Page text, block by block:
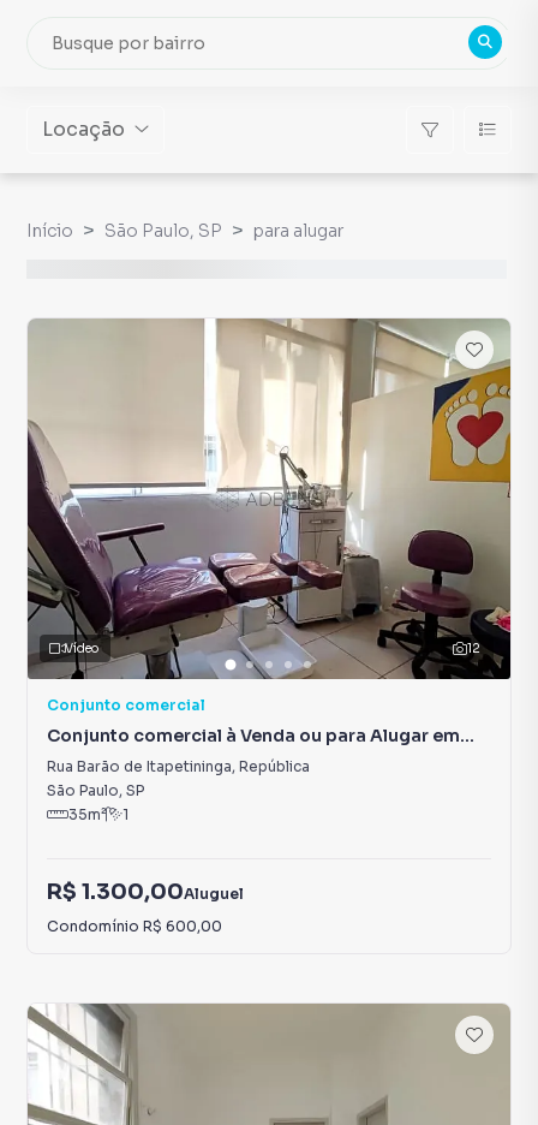
Locação
Início São Paulo, SP para alugar
12
Vídeo
Conjunto comercial
Conjunto comercial à Venda ou para Alugar em
República
Rua Barão de Itapetininga, República
São Paulo, SP
35m² 1
R$ 1.300,00Aluguel
Condomínio R$ 600,00